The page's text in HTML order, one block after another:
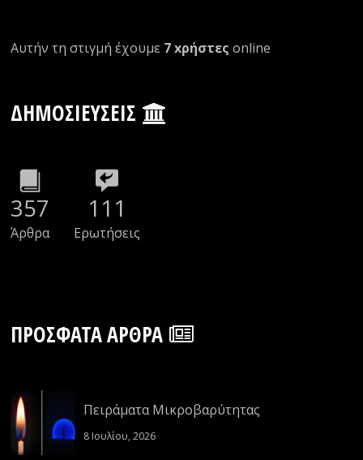
Αυτήν τη στιγμή έχουμε 7 xρήστες οnline
ΔΗΜΟΣΙΕΎΣΕΙΣ
357
Άρθρα
111
Ερωτήσεις
ΠΡΌΣΦΑΤΑ ΆΡΘΡΑ
Πειράματα Μικροβαρύτητας
8 Ιουλίου, 2026